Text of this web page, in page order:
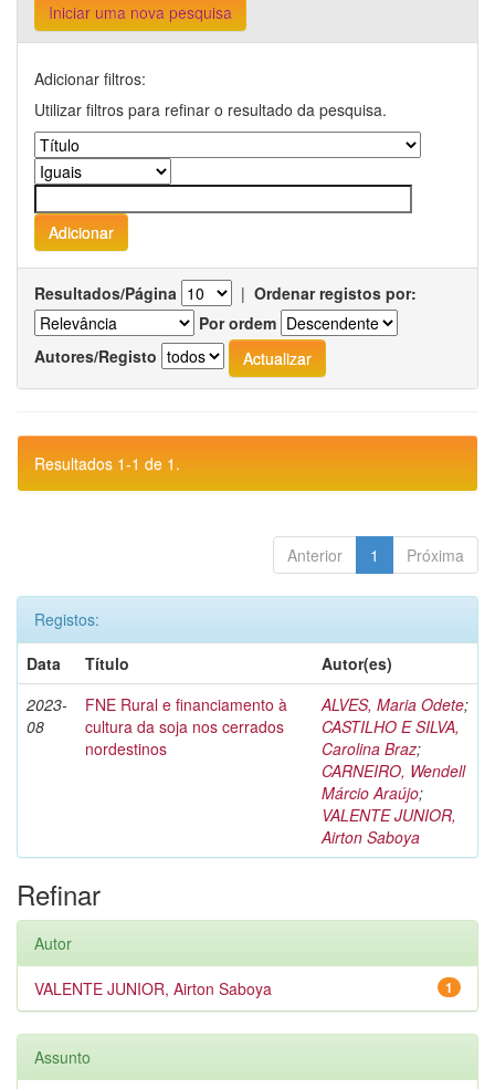
Iniciar uma nova pesquisa
Adicionar filtros:
Utilizar filtros para refinar o resultado da pesquisa.
Resultados/Página | Ordenar registos por:
Por ordem
Autores/Registo
Resultados 1-1 de 1.
Anterior 1 Próxima
Registos:
Data
Título
Autor(es)
2023-
08
FNE Rural e financiamento à
cultura da soja nos cerrados
nordestinos
ALVES, Maria Odete;
CASTILHO E SILVA,
Carolina Braz;
CARNEIRO, Wendell
Márcio Araújo;
VALENTE JUNIOR,
Airton Saboya
Refinar
Autor
1
VALENTE JUNIOR, Airton Saboya
Assunto